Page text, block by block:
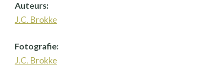
Auteurs:
J.C. Brokke
Fotografie:
J.C. Brokke